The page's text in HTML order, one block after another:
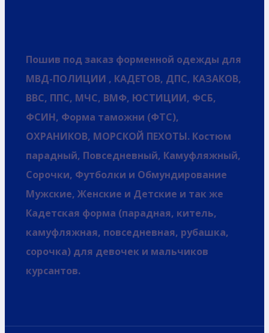
Пошив под заказ форменной одежды для
МВД-ПОЛИЦИИ , КАДЕТОВ, ДПС, КАЗАКОВ,
ВВС, ППС, МЧС, ВМФ, ЮСТИЦИИ, ФСБ,
ФСИН, Форма таможни (ФТС),
ОХРАНИКОВ, МОРСКОЙ ПЕХОТЫ. Костюм
парадный, Повседневный, Камуфляжный,
Сорочки, Футболки и Обмундирование
Мужские, Женские и Детские и так же
Кадетская форма (парадная, китель,
камуфляжная, повседневная, рубашка,
сорочка) для девочек и мальчиков
курсантов.